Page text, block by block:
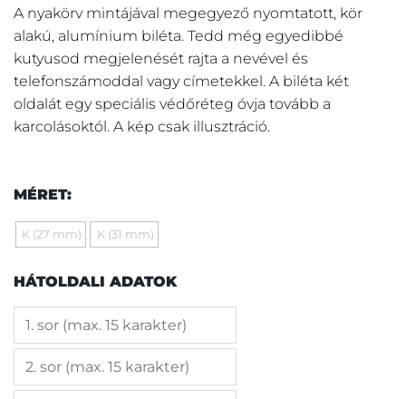
A nyakörv mintájával megegyező nyomtatott, kör
alakú, alumínium biléta. Tedd még egyedibbé
kutyusod megjelenését rajta a nevével és
telefonszámoddal vagy címetekkel. A biléta két
oldalát egy speciális védőréteg óvja tovább a
karcolásoktól. A kép csak illusztráció.
MÉRET:
K (27 mm) K (31 mm)
HÁTOLDALI ADATOK